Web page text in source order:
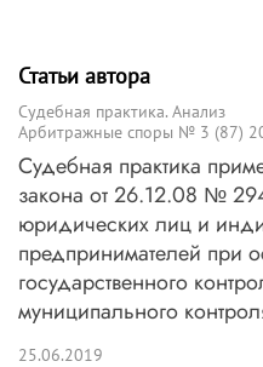
Статьи автора
Судебная практика. Анализ
Арбитражные споры № 3 (87)
Судебная практика
закона от 26.12.08 №
юридических лиц и
предпринимателей при
государственного
муниципального
25.06.2019